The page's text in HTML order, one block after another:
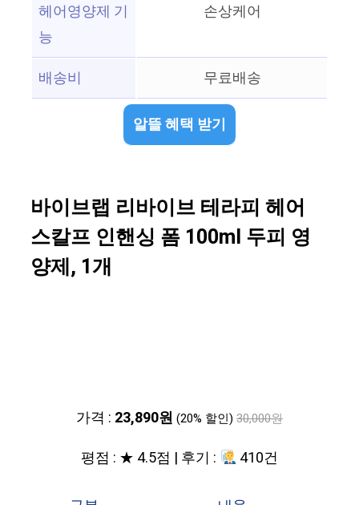
헤어영양제 기
능
손상케어
배송비 무료배송
알뜰 혜택 받기
바이브랩 리바이브 테라피 헤어
스칼프 인핸싱 폼 100ml 두피 영
양제, 1개
가격 : 23,890원 (20% 할인) 30,000원
평점 : ★ 4.5점 | 후기 : 410건